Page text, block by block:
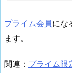
プライム会員にな
ます。
関連： プライム限